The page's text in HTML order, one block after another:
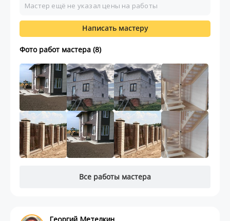
Мастер ещё не указал цены на работы
Написать мастеру
Фото работ мастера (8)
Все работы мастера